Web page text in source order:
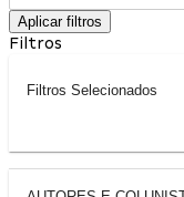
Aplicar filtros
Filtros
Filtros Selecionados